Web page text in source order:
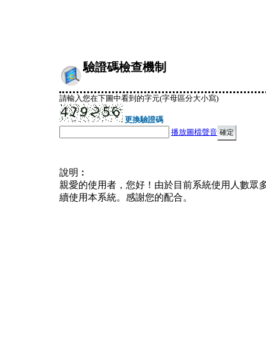
驗證碼檢查機制
請輸入您在下圖中看到的字元(字母區分大小寫)
更換驗證碼
播放圖檔聲音
說明︰
親愛的使用者，您好！由於目前系統使用人數眾
續使用本系統。感謝您的配合。